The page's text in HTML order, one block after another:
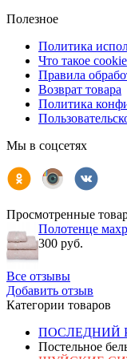
Полезное
Политика
Что такое cookie
Правила
Возврат товара
Политика
Мы в соцсетях
Просмотренные
Полотенце
300 руб.
Все отзывы
Добавить отзыв
Категории товаров
ПОСЛЕДНИЙ
Постельное